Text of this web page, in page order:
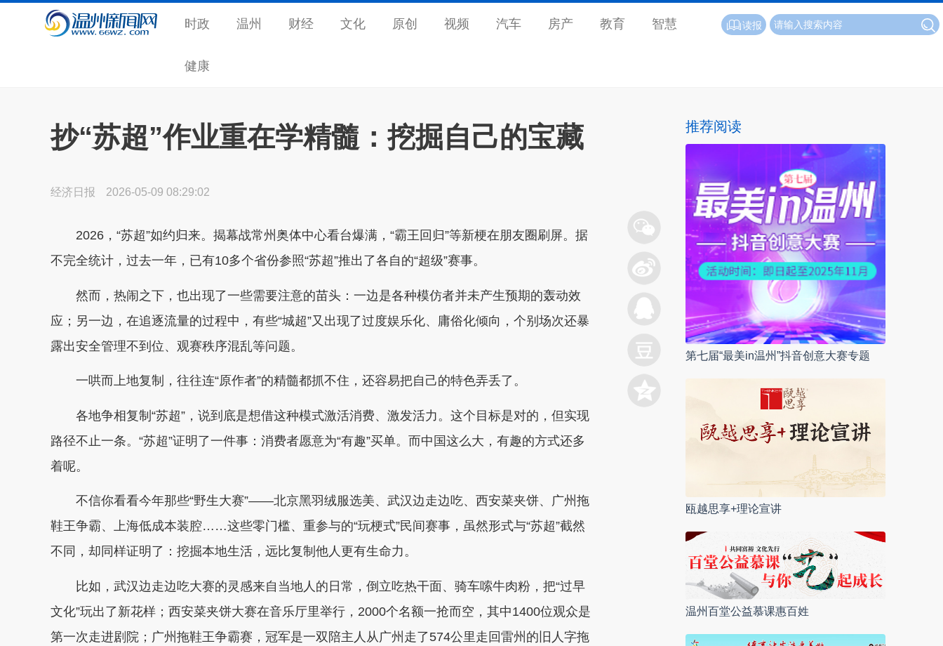
时政 温州 财经 文化 原创 视频 汽车 房产 教育 智慧
健康
读报
抄“苏超”作业重在学精髓：挖掘自己的宝藏
经济日报 2026-05-09 08:29:02
2026，“苏超”如约归来。揭幕战常州奥体中心看台爆满，“霸王回归”等新梗在朋友圈刷屏。据
不完全统计，过去一年，已有10多个省份参照“苏超”推出了各自的“超级”赛事。
然而，热闹之下，也出现了一些需要注意的苗头：一边是各种模仿者并未产生预期的轰动效
应；另一边，在追逐流量的过程中，有些“城超”又出现了过度娱乐化、庸俗化倾向，个别场次还暴
露出安全管理不到位、观赛秩序混乱等问题。
一哄而上地复制，往往连“原作者”的精髓都抓不住，还容易把自己的特色弄丢了。
各地争相复制“苏超”，说到底是想借这种模式激活消费、激发活力。这个目标是对的，但实现
路径不止一条。“苏超”证明了一件事：消费者愿意为“有趣”买单。而中国这么大，有趣的方式还多
着呢。
不信你看看今年那些“野生大赛”——北京黑羽绒服选美、武汉边走边吃、西安菜夹饼、广州拖
鞋王争霸、上海低成本装腔……这些零门槛、重参与的“玩梗式”民间赛事，虽然形式与“苏超”截然
不同，却同样证明了：挖掘本地生活，远比复制他人更有生命力。
比如，武汉边走边吃大赛的灵感来自当地人的日常，倒立吃热干面、骑车嗦牛肉粉，把“过早
文化”玩出了新花样；西安菜夹饼大赛在音乐厅里举行，2000个名额一抢而空，其中1400位观众是
第一次走进剧院；广州拖鞋王争霸赛，冠军是一双陪主人从广州走了574公里走回雷州的旧人字拖
推荐阅读
第七届“最美in温州”抖音创意大赛专题
瓯越思享+理论宣讲
温州百堂公益慕课惠百姓